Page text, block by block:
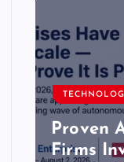
Proven
Firms